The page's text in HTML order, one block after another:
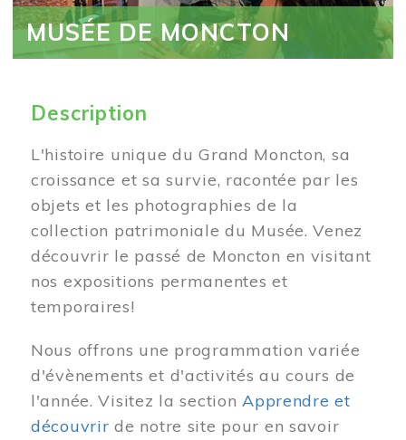
MUSÉE DE MONCTON
Description
L'histoire unique du Grand Moncton, sa
croissance et sa survie, racontée par les
objets et les photographies de la
collection patrimoniale du Musée. Venez
découvrir le passé de Moncton en visitant
nos expositions permanentes et
temporaires!
Nous offrons une programmation variée
d'évènements et d'activités au cours de
l'année. Visitez la sectionApprendre et
découvrir de notre site pour en savoir